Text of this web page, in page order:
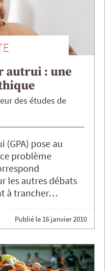
autrui : une
des études de
pose au
problème
les autres débats
à trancher…
Publié le 16 janvier 2010